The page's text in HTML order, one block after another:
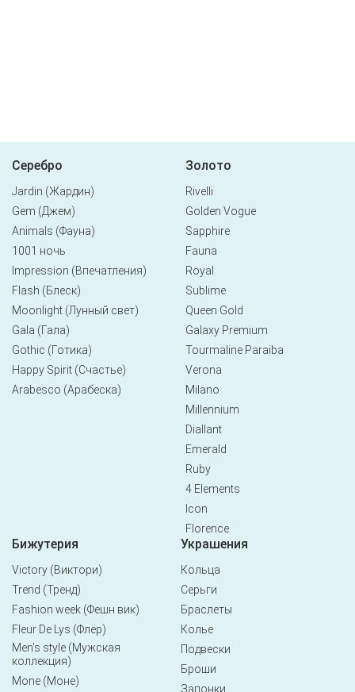
Серебро
Jardin (Жардин)
Gem (Джем)
Animals (Фауна)
1001 ночь
Impression (Впечатления)
Flash (Блеск)
Moonlight (Лунный свет)
Gala (Гала)
Gothic (Готика)
Happy Spirit (Счастье)
Arabesco (Арабеска)
Золото
Rivelli
Golden Vogue
Sapphire
Fauna
Royal
Sublime
Queen Gold
Galaxy Premium
Tourmaline Paraiba
Verona
Milano
Millennium
Diallant
Emerald
Ruby
4 Elements
Icon
Florence
Бижутерия
Victory (Виктори)
Trend (Тренд)
Fashion week (Фешн вик)
Fleur De Lys (Флёр)
Men's style (Мужская
коллекция)
Mone (Моне)
Украшения
Кольца
Серьги
Браслеты
Колье
Подвески
Броши
Запонки